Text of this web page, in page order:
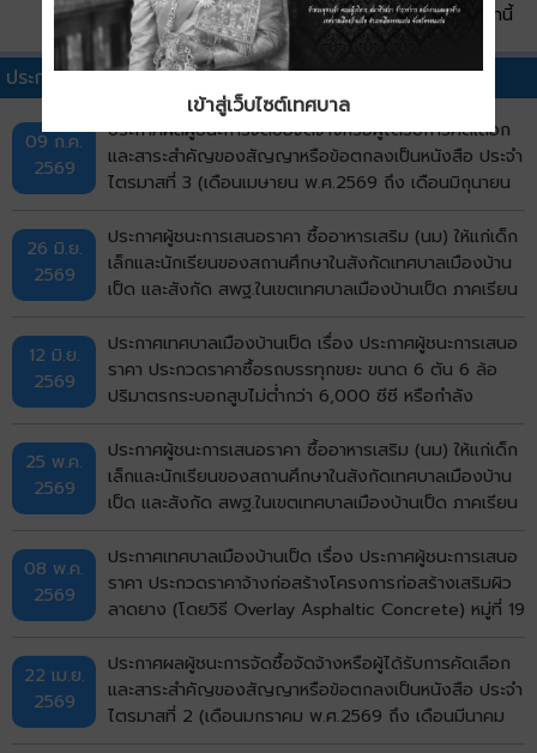
QR Code หน้านี้
ประกาศผู้ชนะการเสนอราคาอื่นๆ
09 ก.ค.
2569
ประกาศผลผู้ชนะการจัดซื้อจัดจ้างหรือผู้ได้รับการคัดเลือก
และสาระสำคัญของสัญญาหรือข้อตกลงเป็นหนังสือ ประจำ
ไตรมาสที่ 3 (เดือนเมษายน พ.ศ.2569 ถึง เดือนมิถุนายน
26 มิ.ย.
2569
ประกาศผู้ชนะการเสนอราคา ซื้ออาหารเสริม (นม) ให้แก่เด็ก
เล็กและนักเรียนของสถานศึกษาในสังกัดเทศบาลเมืองบ้าน
เป็ด และสังกัด สพฐ.ในเขตเทศบาลเมืองบ้านเป็ด ภาคเรียน
12 มิ.ย.
2569
ประกาศเทศบาลเมืองบ้านเป็ด เรื่อง ประกาศผู้ชนะการเสนอ
ราคา ประกวดราคาซื้อรถบรรทุกขยะ ขนาด 6 ตัน 6 ล้อ
ปริมาตรกระบอกสูบไม่ต่ำกว่า 6,000 ซีซี หรือกำลัง
จำนวน 5 คัน ด้วยวิธีประกวดราคาอิเล็กทรอนิกส์ (e-
bidding) ประกาศประกวดราคา
25 พ.ค.
2569
ประกาศผู้ชนะการเสนอราคา ซื้ออาหารเสริม (นม) ให้แก่เด็ก
เล็กและนักเรียนของสถานศึกษาในสังกัดเทศบาลเมืองบ้าน
เป็ด และสังกัด สพฐ.ในเขตเทศบาลเมืองบ้านเป็ด ภาคเรียน
08 พ.ค.
2569
ประกาศเทศบาลเมืองบ้านเป็ด เรื่อง ประกาศผู้ชนะการเสนอ
ราคา ประกวดราคาจ้างก่อสร้างโครงการก่อสร้างเสริมผิว
ลาดยาง (โดยวิธี Overlay Asphaltic Concrete) หมู่ที่ 19
เมืองขอนแก่น จังหวัดขอนแก่น ด้วยวิธีประกวดราคาอิเล็ก
ทรอกนิกส์ (e-bidding)
22 เม.ย.
2569
ประกาศผลผู้ชนะการจัดซื้อจัดจ้างหรือผู้ได้รับการคัดเลือก
และสาระสำคัญของสัญญาหรือข้อตกลงเป็นหนังสือ ประจำ
ไตรมาสที่ 2 (เดือนมกราคม พ.ศ.2569 ถึง เดือนมีนาคม
เข้าสู่เว็บไซต์เทศบาล